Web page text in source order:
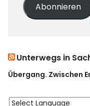
Abonnieren
Unterwegs in
Übergang. Zwischen